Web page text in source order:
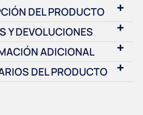
DEL PRODUCTO
Y DEVOLUCIONES
ADICIONAL
DEL PRODUCTO